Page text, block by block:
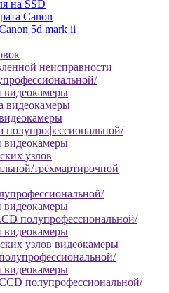
на SSD
Canon
5d mark ii
неисправности
видеокамеры
видеокамеры
полупрофессиональной/
видеокамеры
узлов
трёхмартирочной
видеокамеры
полупрофессиональной/
видеокамеры
узлов видеокамеры
видеокамеры
полупрофессиональной/